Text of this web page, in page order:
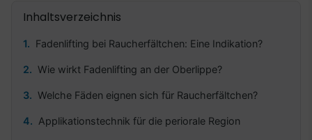
Inhaltsverzeichnis
Fadenlifting bei Raucherfältchen: Eine Indikation?
Wie wirkt Fadenlifting an der Oberlippe?
Welche Fäden eignen sich für Raucherfältchen?
Applikationstechnik für die periorale Region